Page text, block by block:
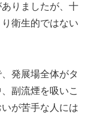
りましたが、十
衛生的ではない
発展場全体がタ
副流煙を吸いこ
が苦手な人には